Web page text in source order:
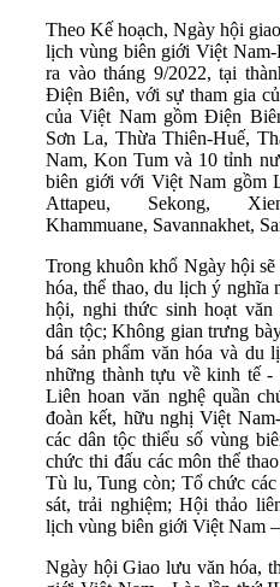
Theo Kế hoạch, Ngày hội
lịch vùng biên giới Việt
ra vào tháng 9/2022, tại
Điện Biên, với sự tham gia
của Việt Nam gồm Điện
Sơn La, Thừa Thiên-Huế,
Nam, Kon Tum và 10 tỉnh
biên giới với Việt Nam gồm
Attapeu, Sekong,
Khammuane, Savannakhet,
Trong khuôn khổ Ngày hội
hóa, thể thao, du lịch ý nghĩa
hội, nghi thức sinh hoạt văn
dân tộc; Không gian trưng
bá sản phẩm văn hóa và du
những thành tựu về kinh tế -
Liên hoan văn nghệ quần
đoàn kết, hữu nghị Việt
các dân tộc thiểu số vùng
chức thi đấu các môn thể
Tù lu, Tung còn; Tổ chức
sát, trải nghiệm; Hội thảo
lịch vùng biên giới Việt Nam
Ngày hội Giao lưu văn hóa,